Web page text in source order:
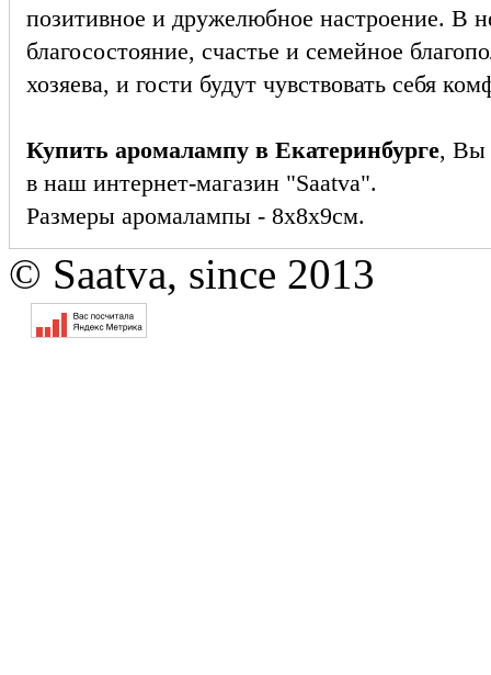
позитивное и дружелюбное настроение. В
благосостояние, счастье и семейное
хозяева, и гости будут чувствовать себя
Купить аромалампу в Екатеринбурге, Вы
в наш интернет-магазин "Saatva".
Размеры аромалампы - 8х8х9см.
© Saatva, since 2013